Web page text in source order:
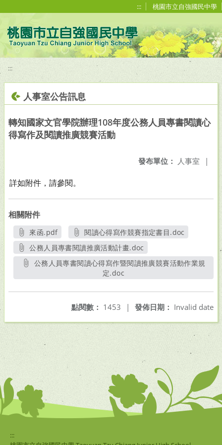
::: 桃園市立自強國民中學
:::
人事室公告訊息
轉知國家文官學院辦理108年度公務人員專書閱讀心
得寫作及閱讀推廣競賽活動
發布單位： 人事室 |
詳如附件，請參閱。
相關附件
來函.pdf
另開新視窗
閱讀心得寫作競賽指定書目.doc
另開新視窗
公務人員專書閱讀推廣活動計畫.doc
另開新視窗
定.doc
發佈日期： Invalid date
點閱數： 1453 |
:::